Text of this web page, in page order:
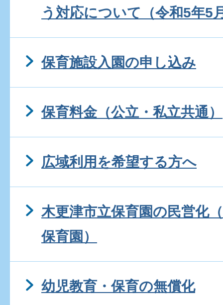
う対応について（令和5年5
保育施設入園の申し込み
保育料金（公立・私立共通）
広域利用を希望する方へ
木更津市立保育園の民営化
保育園）
幼児教育・保育の無償化